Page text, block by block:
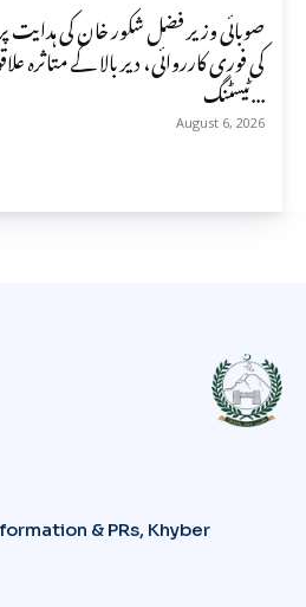
صوبائی وزیر فضل شکور خان کی ہدایت پر
کی فوری کارروائی، دیر بالا کے متاثرہ
ٹیسٹنگ...
August 6, 2026
& PRs, Khyber